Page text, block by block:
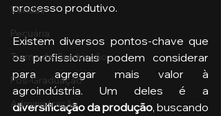
Vendas
Pecuária
Turma de Graduação
Pós-Graduação
Administração
processo produtivo.
Existem diversos pontos-chave que
os profissionais podem considerar
para agregar mais valor à
diversificação da produção, buscando